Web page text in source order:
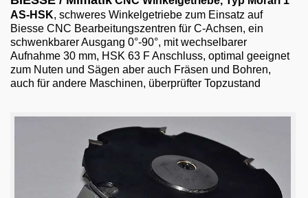
English
AS-HSK, schweres Winkelgetriebe zum Einsatz auf
Biesse CNC Bearbeitungszentren für C-Achsen, ein
schwenkbarer Ausgang 0°-90°, mit wechselbarer
Aufnahme 30 mm, HSK 63 F Anschluss, optimal geeignet
zum Nuten und Sägen aber auch Fräsen und Bohren,
auch für andere Maschinen, überprüfter Topzustand